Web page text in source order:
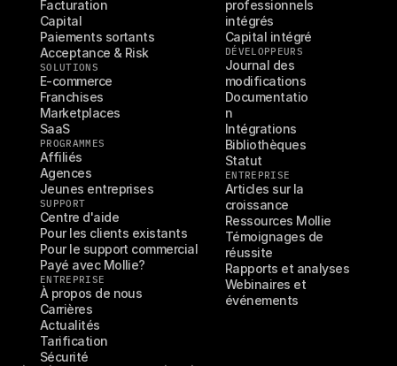
Facturation
Capital
Paiements sortants
Acceptance & Risk
SOLUTIONS
E-commerce
Franchises
Marketplaces
SaaS
PROGRAMMES
Affiliés
Agences
Jeunes entreprises
SUPPORT
Centre d'aide
Pour les clients existants
Pour le support commercial
Payé avec Mollie?
ENTREPRISE
À propos de nous
Carrières
Actualités
Tarification
Sécurité
professionnels
intégrés
Capital intégré
DÉVELOPPEURS
Journal des
modifications
Documentatio
n
Intégrations
Bibliothèques
Statut
ENTREPRISE
Articles sur la
croissance
Ressources Mollie
Témoignages de
réussite
Rapports et analyses
Webinaires et
événements